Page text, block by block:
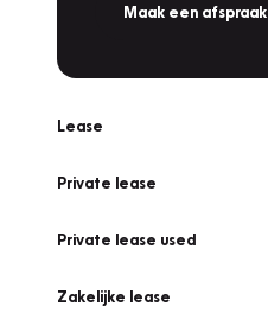
Maak een afspraak
Lease
Private lease
Private lease used
Zakelijke lease